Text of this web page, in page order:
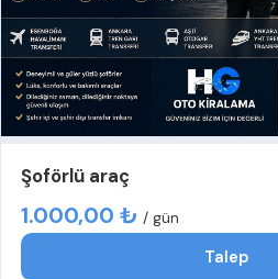
Şoförlü araç
1.000,00 ₺ / gün
Talep